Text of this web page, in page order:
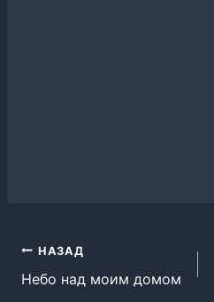
Навигация
по
НАЗАД
Небо над моим домом